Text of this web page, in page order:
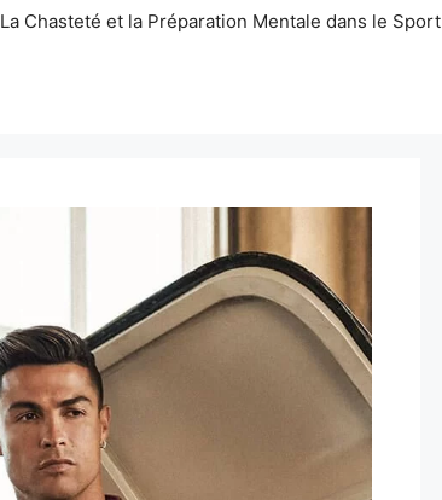
La Chasteté et la Préparation Mentale dans le Sport